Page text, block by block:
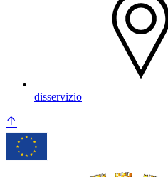
disservizio